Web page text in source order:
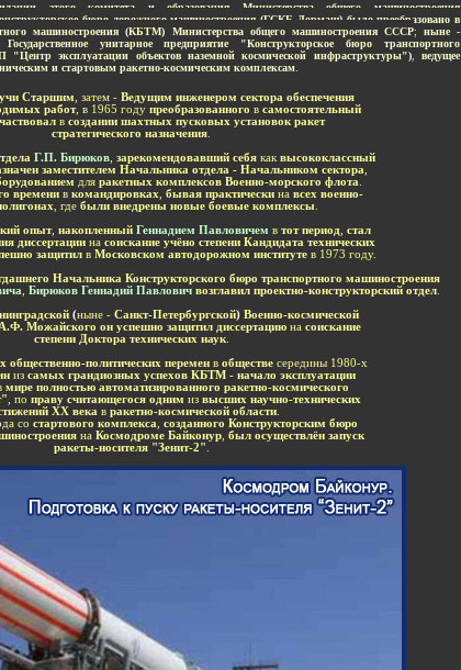
этого комитета и образования Министерства общего машиностроения
бюро дорожного машиностроения(ГСКБ Дормаш) было преобразовано в
машиностроения (КБТМ) Министерства общего машиностроения СССР; ныне -
унитарное предприятие "Конструкторское бюро транспортного
эксплуатации объектов наземной космической инфраструктуры"),ведущее
и стартовым ракетно-космическим комплексам
Старшим , затем -Ведущим инженером сектора обеспечения
работ, в 1965 году преобразованного в самостоятельный
всоздании шахтных пусковых установок ракет
стратегического назначения
Г.П. Бирюков, зарекомендовавший себя как высококлассный
заместителем Начальника отдела - Начальником сектора
для ракетных комплексов Военно-морского флота
временивкомандировках бывая практически на всех военно-
, где были внедрены новые боевые комплексы.
опыт, накопленный Геннадием Павловичем втот период
стал
диссертации на соискание учёно степени Кандидата технических
защитил в Московском автодорожном институте в 1973 году.
Начальника Конструкторского бюро транспортного машиностроения
Бирюков Геннадий Павлович возглавил проектно-конструкторский отдел
(ныне - Санкт-Петербургской)Военно-космической
Можайского он успешно защитил диссертацию на соискание
степени Доктора технических наук.
общественно-политических перемен в обществе середины 1980-х
изсамых грандиозных успехов КБТМ - начало эксплуатации
мире полностью автоматизированного ракетно-космического
, по праву считающегося одним из высших научно-технических
XX века вракетно-космической области.
со стартового комплекса созданного Конструкторским бюро
на Космодроме Байконур был осуществлён запуск
ракеты-носителя "Зенит-2"